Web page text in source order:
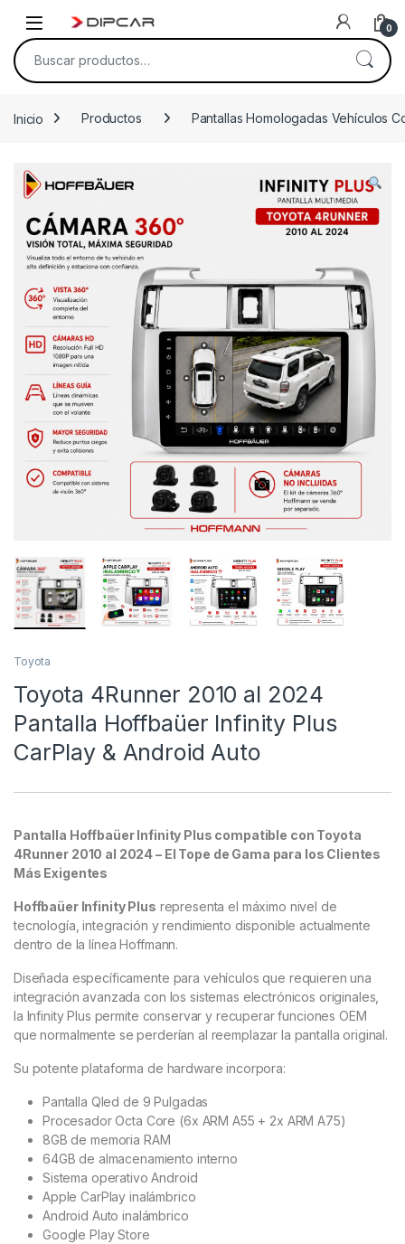
0
Buscar por:
Inicio Productos Pantallas Homologadas Vehículos
Toyota
Toyota 4Runner 2010 al 2024
Pantalla Hoffbaüer Infinity Plus
CarPlay & Android Auto
Pantalla Hoffbaüer Infinity Plus compatible con Toyota
4Runner 2010 al 2024 – El Tope de Gama para los Clientes
Más Exigentes
Hoffbaüer Infinity Plus representa el máximo nivel de
tecnología, integración y rendimiento disponible actualmente
dentro de la línea Hoffmann.
Diseñada específicamente para vehículos que requieren una
integración avanzada con los sistemas electrónicos originales,
la Infinity Plus permite conservar y recuperar funciones OEM
que normalmente se perderían al reemplazar la pantalla original.
Su potente plataforma de hardware incorpora:
Pantalla Qled de 9 Pulgadas
Procesador Octa Core (6x ARM A55 + 2x ARM A75)
8GB de memoria RAM
64GB de almacenamiento interno
Sistema operativo Android
Apple CarPlay inalámbrico
Android Auto inalámbrico
Google Play Store